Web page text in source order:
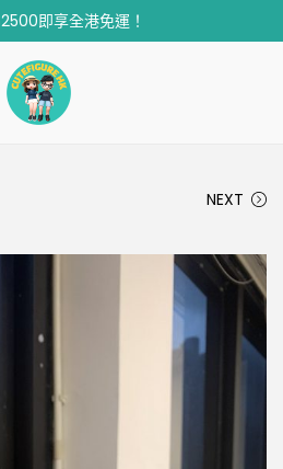
即享全港免運！
NEXT